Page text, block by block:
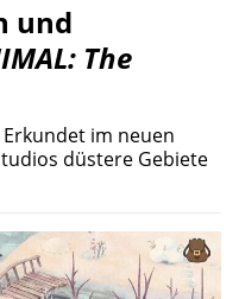
und
The
Erkundet im neuen
düstere Gebiete